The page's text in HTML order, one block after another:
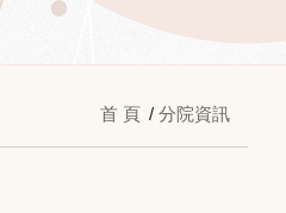
首 頁 分院資訊